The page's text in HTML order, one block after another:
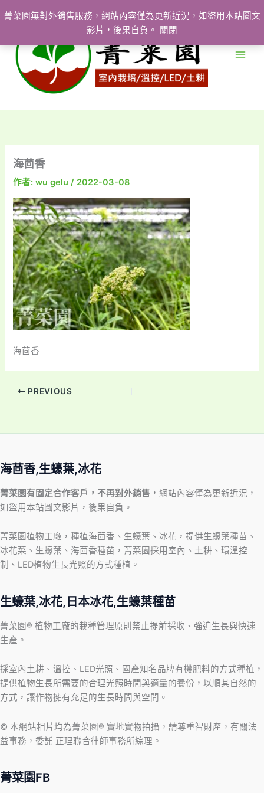
菁菜園無對外銷售服務，網站內容僅為更新近況，如盜用本站圖文
影片，後果自負。
關閉
至
要
海茴香
作者:wu gelu/ 2022-03-08
海茴香
PREVIOUS
海茴香,生蠔葉,冰花
菁菜園有固定合作客戶，不再對外銷售 ，網站內容僅為更新近況，
如盜用本站圖文影片，後果自負。
菁菜園植物工廠，種植海茴香、生蠔葉、冰花，提供生蠔葉種苗、
冰花菜、生蠔葉、海茴香種苗，菁菜園採用室內、土耕、環溫控
制、LED植物生長光照的方式種植。
生蠔葉,冰花,日本冰花,生蠔葉種苗
菁菜園® 植物工廠的栽種管理原則禁止提前採收、強迫生長與快速
生產。
採室內土耕、溫控、LED光照、國產知名品牌有機肥料的方式種植，
提供植物生長所需要的合理光照時間與適量的養份，以順其自然的
方式，讓作物擁有充足的生長時間與空間。
© 本網站相片均為菁菜園® 實地實物拍攝，請尊重智財產，有關法
益事務，委託 正理聯合律師事務所綜理。
菁菜園FB